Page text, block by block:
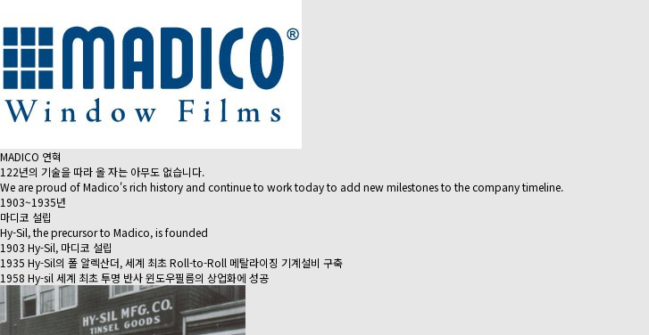
MADICO 연혁
122년의 기술을 따라 올 자는 아무도 없습니다.
We are proud of Madico's rich history and continue to work today to add new milestones to the company timeline.
1903~1935년
마디코 설립
Hy-Sil, the precursor to Madico, is founded
1903 Hy-Sil, 마디코 설립
1935 Hy-Sil의 폴 알렉산더, 세계 최초 Roll-to-Roll 메탈라이징 기계설비 구축
1958 Hy-sil 세계 최초 투명 반사 윈도우필름의 상업화에 성공